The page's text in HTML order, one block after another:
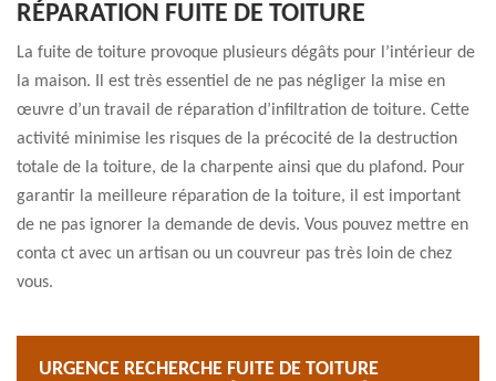
RÉPARATION FUITE DE TOITURE
La fuite de toiture provoque plusieurs dégâts pour l’intérieur de
la maison. Il est très essentiel de ne pas négliger la mise en
œuvre d’un travail de réparation d’infiltration de toiture. Cette
activité minimise les risques de la précocité de la destruction
totale de la toiture, de la charpente ainsi que du plafond. Pour
garantir la meilleure réparation de la toiture, il est important
de ne pas ignorer la demande de devis. Vous pouvez mettre en
conta ct avec un artisan ou un couvreur pas très loin de chez
vous.
URGENCE RECHERCHE FUITE DE TOITURE